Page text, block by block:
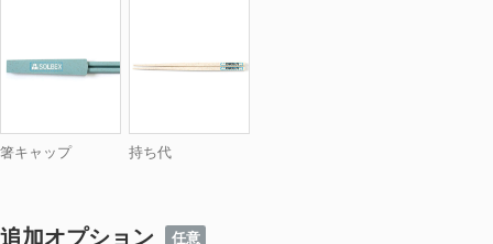
箸キャップ 持ち代
追加オプション 任意